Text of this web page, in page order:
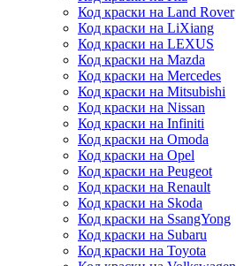
Код краски на Land Rover
Код краски на LiXiang
Код краски на LEXUS
Код краски на Mazda
Код краски на Mercedes
Код краски на Mitsubishi
Код краски на Nissan
Код краски на Infiniti
Код краски на Omoda
Код краски на Opel
Код краски на Peugeot
Код краски на Renault
Код краски на Skoda
Код краски на SsangYong
Код краски на Subaru
Код краски на Toyota